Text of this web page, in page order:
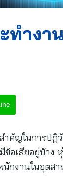
ทำงา
คัญในการปฏิ
ข้อเสียอยู่บ้า
กงานในอุตสา